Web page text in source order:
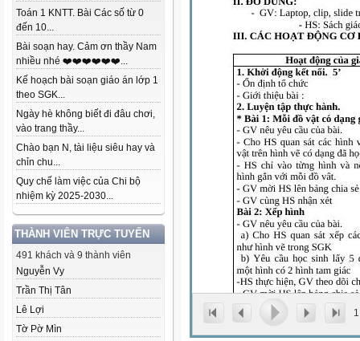
Toán 1 KNTT. Bài Các số từ 0
đến 10...
Bài soạn hay. Cảm ơn thầy Nam
nhiều nhé ❤️❤️❤️❤️❤️❤️...
Kế hoạch bài soạn giáo án lớp 1
theo SGK...
Ngày hè không biết đi đâu chơi,
vào trang thầy...
Chào bạn N, tài liệu siêu hay và
chỉn chu...
Quy chế làm việc của Chi bộ
nhiệm kỳ 2025-2030...
THÀNH VIÊN TRỰC TUYẾN
491 khách và 9 thành viên
Nguyễn Vy
Trần Thị Tân
Lê Lợi
Tờ Pờ Mìn
1